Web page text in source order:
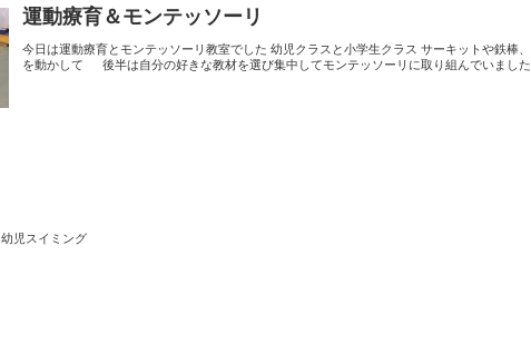
運動療育＆モンテッソーリ
今日は運動療育とモンテッソーリ教室でした 幼児クラスと小学生クラス サーキットや鉄棒、マット、ダンス、楽しく身体
を動かして 後半は自分の好きな教材を選び集中してモンテッソーリに取り組んでいました
幼児スイミング